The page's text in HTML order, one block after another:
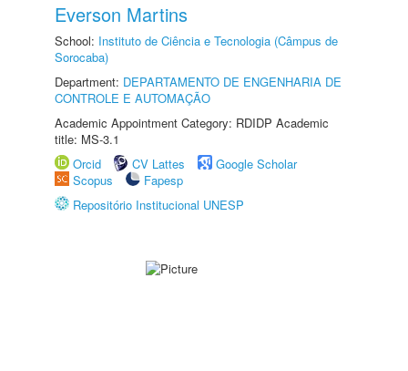
Everson Martins
School: Instituto de Ciência e Tecnologia (Câmpus de
Sorocaba)
Department: DEPARTAMENTO DE ENGENHARIA DE
CONTROLE E AUTOMAÇÃO
Academic Appointment Category: RDIDP Academic
title: MS-3.1
Orcid
CV Lattes
Google Scholar
Scopus
Fapesp
Repositório Institucional UNESP